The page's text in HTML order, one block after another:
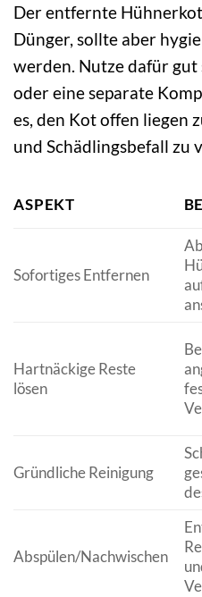
Der entfernte
Dünger, sollte aber
werden. Nutze dafür
oder eine separate
es, den Kot offen liegen
und Schädlingsbefall zu
ASPEKT
Sofortiges Entfernen
Hartnäckige Reste
lösen
Gründliche Reinigung
Abspülen/Nachwischen